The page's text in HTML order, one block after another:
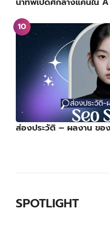
ส่องประวัติ – ผลงาน ขอ
SPOTLIGHT